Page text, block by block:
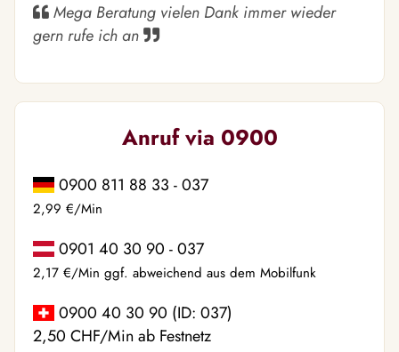
Mega Beratung vielen Dank immer wieder
gern rufe ich an
Anruf via 0900
0900 811 88 33 - 037
2,99 €/Min
0901 40 30 90 - 037
2,17 €/Min ggf. abweichend aus dem Mobilfunk
0900 40 30 90 (ID: 037)
2,50 CHF/Min ab Festnetz